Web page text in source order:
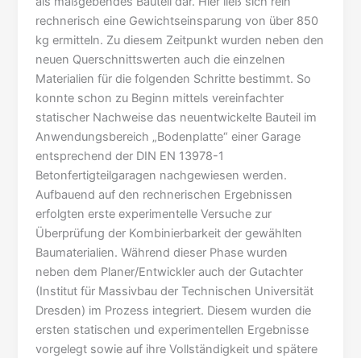
rechnerisch eine Gewichtseinsparung von über 850
kg ermitteln. Zu diesem Zeitpunkt wurden neben den
neuen Querschnittswerten auch die einzelnen
Materialien für die folgenden Schritte bestimmt. So
konnte schon zu Beginn mittels vereinfachter
statischer Nachweise das neuentwickelte Bauteil im
Anwendungsbereich „Bodenplatte“ einer Garage
entsprechend der DIN EN 13978-1
Betonfertigteilgaragen nachgewiesen werden.
Aufbauend auf den rechnerischen Ergebnissen
erfolgten erste experimentelle Versuche zur
Überprüfung der Kombinierbarkeit der gewählten
Baumaterialien. Während dieser Phase wurden
neben dem Planer/Entwickler auch der Gutachter
(Institut für Massivbau der Technischen Universität
Dresden) im Prozess integriert. Diesem wurden die
ersten statischen und experimentellen Ergebnisse
vorgelegt sowie auf ihre Vollständigkeit und spätere